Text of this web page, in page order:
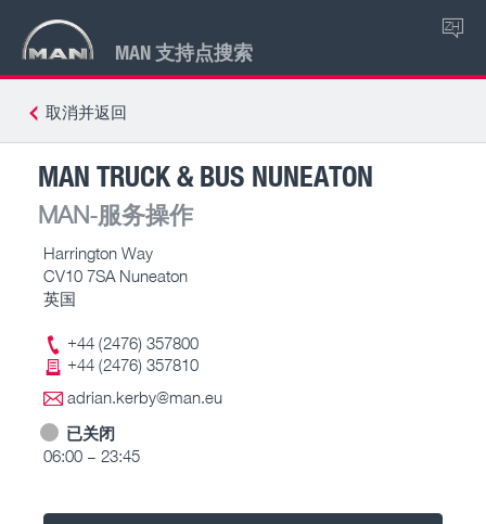
MAN 支持点搜索
ZH
取消并返回
MAN TRUCK & BUS NUNEATON
MAN-服务操作
Harrington Way
CV10 7SA Nuneaton
英国
+44 (2476) 357800
+44 (2476) 357810
adrian.kerby@man.eu
已关闭
06:00 – 23:45